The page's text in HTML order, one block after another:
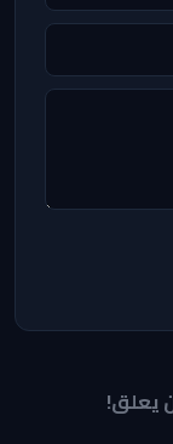
يعلق!